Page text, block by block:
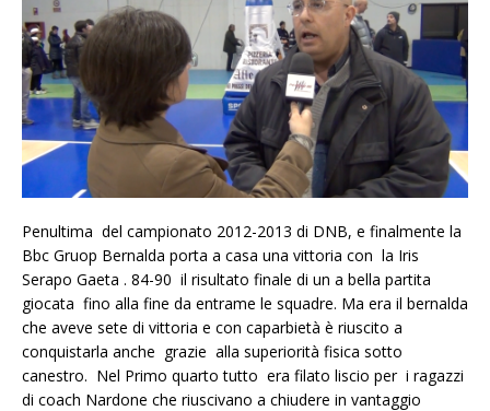
Penultima del campionato 2012-2013 di DNB, e finalmente la
Bbc Gruop Bernalda porta a casa una vittoria con la Iris
Serapo Gaeta . 84-90 il risultato finale di un a bella partita
giocata fino alla fine da entrame le squadre. Ma era il bernalda
che aveve sete di vittoria e con caparbietà è riuscito a
conquistarla anche grazie alla superiorità fisica sotto
canestro. Nel Primo quarto tutto era filato liscio per i ragazzi
di coach Nardone che riuscivano a chiudere in vantaggio